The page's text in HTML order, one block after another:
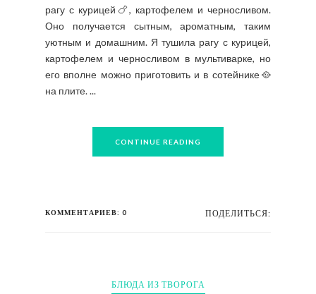
рагу с курицей🍗, картофелем и черносливом.
Оно получается сытным, ароматным, таким
уютным и домашним. Я тушила рагу с курицей,
картофелем и черносливом в мультиварке, но
его вполне можно приготовить и в сотейнике🥘
на плите. ...
CONTINUE READING
КОММЕНТАРИЕВ: 0 ПОДЕЛИТЬСЯ:
БЛЮДА ИЗ ТВОРОГА